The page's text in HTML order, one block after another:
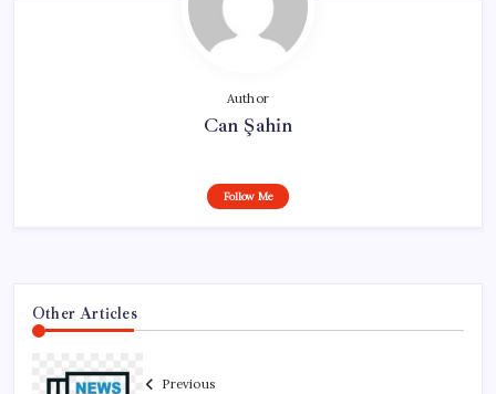
Author
Can Şahin
Follow Me
Other Articles
Previous